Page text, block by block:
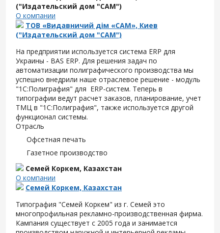
("Издательский дом "САМ")
О компании
ТОВ «Видавничий дім «САМ», Киев
("Издательский дом "САМ")
На предприятии используется система ERP для
Украины - BAS ERP. Для решения задач по
автоматизации полиграфического производства мы
успешно внедрили наше отраслевое решение - модуль
"1С:Полиграфия" для ERP-систем. Теперь в
типографии ведут расчет заказов, планирование, учет
ТМЦ в "1С:Полиграфия", также используется другой
функционал системы.
Отрасль
Офсетная печать
Газетное производство
Семей Коркем, Казахстан
О компании
Семей Коркем, Казахстан
Типография "Семей Коркем" из г. Семей это
многопрофильная рекламно-производственная фирма.
Кампания существует с 2005 года и занимается